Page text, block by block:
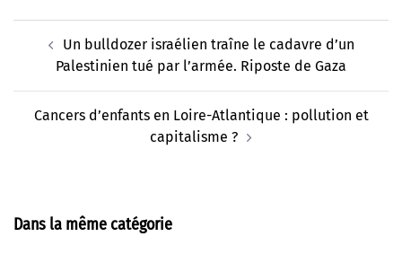
d’articleUn bulldozer israélien traîne le cadavre d’un
Palestinien tué par l’armée. Riposte de Gaza
Cancers d’enfants en Loire-Atlantique : pollution et
capitalisme ?
Dans la même catégorie